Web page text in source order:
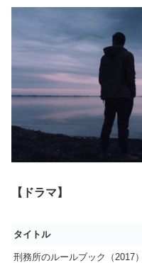
【ドラマ】
タイトル
刑務所のルールブック（2017）